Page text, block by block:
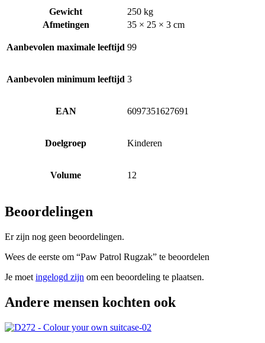
Gewicht
250 kg
Afmetingen
35 × 25 × 3 cm
Aanbevolen maximale leeftijd 99
Aanbevolen minimum leeftijd 3
EAN 6097351627691
Doelgroep Kinderen
Volume 12
Beoordelingen
Er zijn nog geen beoordelingen.
Wees de eerste om “Paw Patrol Rugzak” te beoordelen
Je moet ingelogd zijn om een beoordeling te plaatsen.
Andere mensen kochten ook